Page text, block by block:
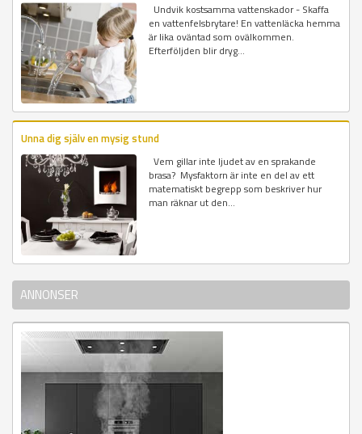
Undvik kostsamma vattenskador - Skaffa
en vattenfelsbrytare! En vattenläcka hemma
är lika oväntad som ovälkommen.
Efterföljden blir dryg...
Unna dig själv en mysig stund
Vem gillar inte ljudet av en sprakande
brasa? Mysfaktorn är inte en del av ett
matematiskt begrepp som beskriver hur
man räknar ut den...
ANNONSER